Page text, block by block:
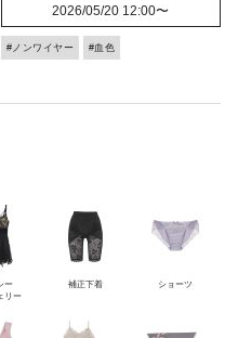
2026/05/20 12:00〜
#ノンワイヤー #血色
ー
リー
補正下着 ショーツ